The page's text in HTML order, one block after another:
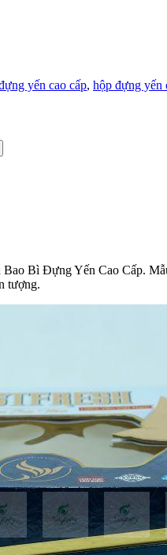
yến cao cấp, hộp đựng yến
Bao Bì Đựng Yến Cao Cấp.
tượng.